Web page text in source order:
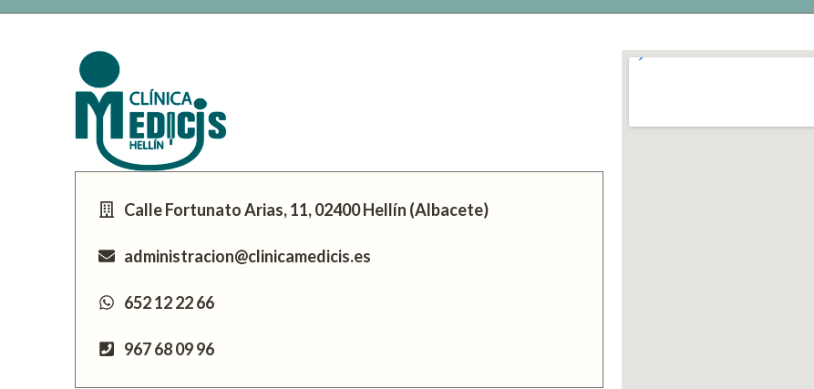
Calle Fortunato Arias, 11, 02400 Hellín (Albacete)
administracion@clinicamedicis.es
652 12 22 66
967 68 09 96